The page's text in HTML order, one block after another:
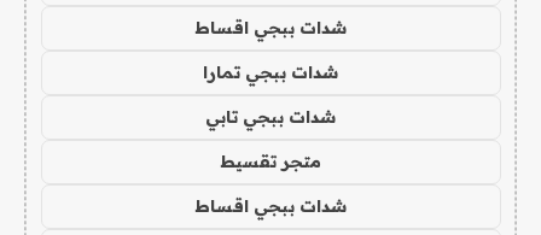
شدات ببجي اقساط
شدات ببجي تمارا
شدات ببجي تابي
متجر تقسيط
شدات ببجي اقساط